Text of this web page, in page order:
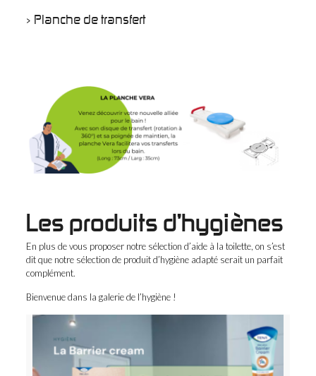
> Planche de transfert
Les produits d’hygiènes
En plus de vous proposer notre sélection d’aide à la toilette, on s’est
dit que notre sélection de produit d’hygiène adapté serait un parfait
complément.
Bienvenue dans la galerie de l’hygiène !